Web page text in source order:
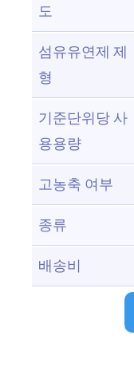
도
섬유유연제 제
형
기준단위당 사
용용량
고농축 여부
종류
배송비